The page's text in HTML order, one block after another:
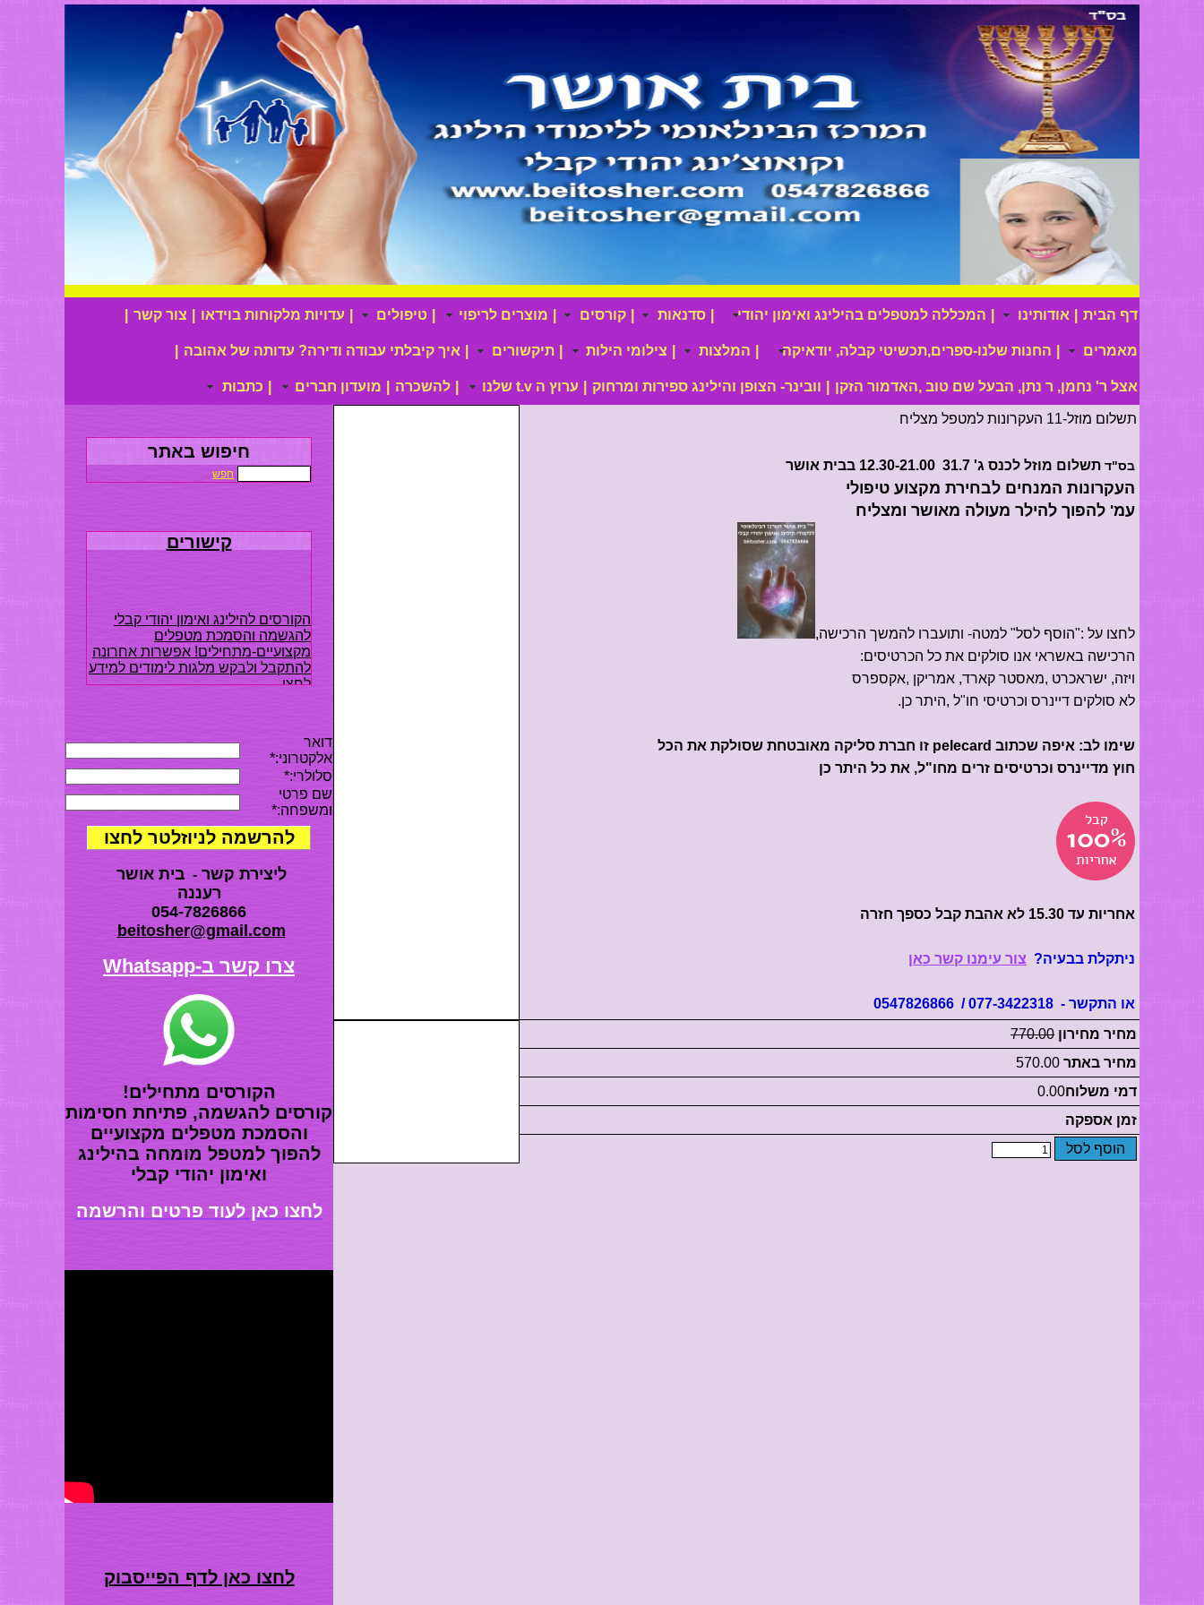
דף הבית אודותינו המכללה למטפלים בהילינג ואימון יהודי סדנאות קורסים מוצרים לריפוי טיפולים עדויות מלקוחות בוידאו צור קשר
מאמרים החנות שלנו-ספרים,תכשיטי קבלה, יודאיקה המלצות צילומי הילות תיקשורים איך קיבלתי עבודה ודירה? עדותה של אהובה
אצל ר' נחמן, ר נתן, הבעל שם טוב ,האדמור הזקן וובינר- הצופן והילינג ספירות ומרחוק ערוץ ה t.v שלנו להשכרה מועדון חברים כתבות
תשלום מוזל-11 העקרונות למטפל מצליח
בס"ד תשלום מוזל לכנס ג' 31.7 12.30-21.00 בבית אושר
העקרונות המנחים לבחירת מקצוע טיפולי
עמ' להפוך להילר מעולה מאושר ומצליח
לחצו על :"הוסף לסל" למטה- ותועברו להמשך הרכישה,
הרכישה באשראי אנו סולקים את כל הכרטיסים:
ויזה, ישראכרט ,מאסטר קארד, אמריקן ,אקספרס
לא סולקים דיינרס וכרטיסי חו"ל ,היתר כן.
שימו לב: איפה שכתוב pelecard זו חברת סליקה מאובטחת שסולקת את הכל
חוץ מדיינרס וכרטיסים זרים מחו"ל, את כל היתר כן
אחריות עד 15.30 לא אהבת קבל כספך חזרה
ניתקלת בבעיה? צור עימנו קשר כאן
או התקשר - 077-3422318 / 0547826866
מחיר מחירון 770.00
מחיר באתר 570.00
דמי משלוח0.00
זמן אספקה
הוסף לסל
חיפוש באתר
חפש
קישורים
הקורסים להילינג ואימון יהודי קבלי
להגשמה והסמכת מטפלים
מקצועיים-מתחילים! אפשרות אחרונה
להתקבל ולבקש מלגות לימודים למידע
לחצו
סדנה אחרונה ידע טיפולי הילינג
ומלגות לימודים בבית אושר ובזום לפני
מטפלים מקצועיים בהילינג ואימון יהודי
החלטנו לפתוח במבצע על מנת לעזור
לכולם להתמודד עם המצב כל
המבצעים לזמן מאתגר זה לחצו
קורס אינטרנטי- איך לקבל כסף על פי
הקבלה
קורס אינטרנטי -הצופן- הילינג שמע
ישראל
דואר
אלקטרוני:*
סלולרי:*
שם פרטי
ומשפחה:*
ליצירת קשר- בית אושר
רעננה
054-7826866
beitosher@gmail.com
צרו קשר ב-Whatsapp
הקורסים מתחילים!
קורסים להגשמה, פתיחת חסימות
והסמכת מטפלים מקצועיים
להפוך למטפל מומחה בהילינג
ואימון יהודי קבלי
לחצו כאן לעוד פרטים והרשמה
לחצו כאן לדף הפייסבוק